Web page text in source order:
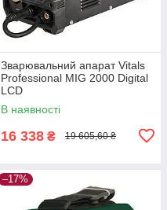
Зварювальний апарат Vitals
Professional MIG 2000 Digital
LCD
В наявності
16 338 ₴ 19 605,60 ₴
–17%